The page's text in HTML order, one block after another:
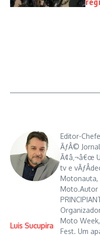
Luis Sucupira
Editor-
ÃƒÂ©
Ã¢â‚¬â€œ
tv e
Motonauta,
Moto.Autor
Moto
Fest. Um